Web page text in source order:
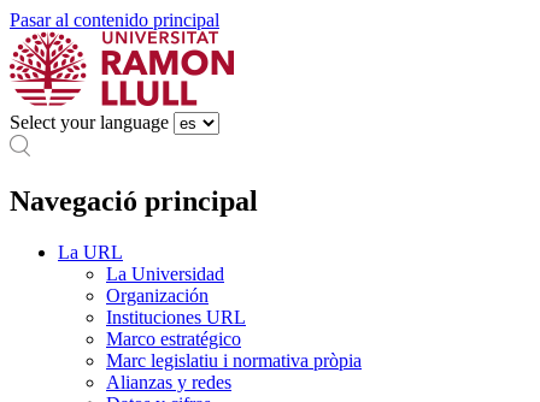
Pasar al contenido principal
Select your language
Navegació principal
La URL
La Universidad
Organización
Instituciones URL
Marco estratégico
Marc legislatiu i normativa pròpia
Alianzas y redes